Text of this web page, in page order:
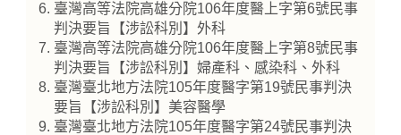
臺灣高等法院高雄分院106年度醫上字第6號民事
判決要旨【涉訟科別】外科
臺灣高等法院高雄分院106年度醫上字第8號民事
判決要旨【涉訟科別】婦產科、感染科、外科
臺灣臺北地方法院105年度醫字第19號民事判決
要旨【涉訟科別】美容醫學
臺灣臺北地方法院105年度醫字第24號民事判決